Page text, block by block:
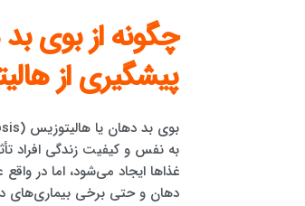
چگونه از بوی
پیشگیری از
به نفس و کیفیت زندگی افراد
غذاها ایجاد می‌شود، اما در
دهان و حتی برخی بیماری‌های